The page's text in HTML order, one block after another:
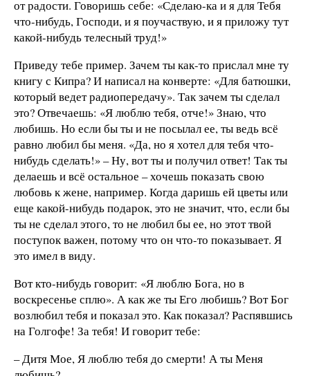
от радости. Говоришь себе: «Сделаю-ка и я для Тебя
что-нибудь, Господи, и я поучаствую, и я приложу тут
какой-нибудь телесный труд!»
Приведу тебе пример. Зачем ты как-то прислал мне ту
книгу с Кипра? И написал на конверте: «Для батюшки,
который ведет радиопередачу». Так зачем ты сделал
это? Отвечаешь: «Я люблю тебя, отче!» Знаю, что
любишь. Но если бы ты и не посылал ее, ты ведь всё
равно любил бы меня. «Да, но я хотел для тебя что-
нибудь сделать!» – Ну, вот ты и получил ответ! Так ты
делаешь и всё остальное – хочешь показать свою
любовь к жене, например. Когда даришь ей цветы или
еще какой-нибудь подарок, это не значит, что, если бы
ты не сделал этого, то не любил бы ее, но этот твой
поступок важен, потому что он что-то показывает. Я
это имел в виду.
Вот кто-нибудь говорит: «Я люблю Бога, но в
воскресенье сплю». А как же ты Его любишь? Вот Бог
возлюбил тебя и показал это. Как показал? Распявшись
на Голгофе! За тебя! И говорит тебе:
– Дитя Мое, Я люблю тебя до смерти! А ты Меня